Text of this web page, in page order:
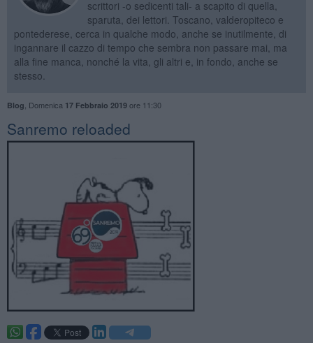
scrittori -o sedicenti tali- a scapito di quella,
sparuta, dei lettori. Toscano, valderopiteco e
pontederese, cerca in qualche modo, anche se inutilmente, di
ingannare il cazzo di tempo che sembra non passare mai, ma
alla fine manca, nonché la vita, gli altri e, in fondo, anche se
stesso.
Blog Domenica 17 Febbraio 2019ore 11:30
Sanremo reloaded